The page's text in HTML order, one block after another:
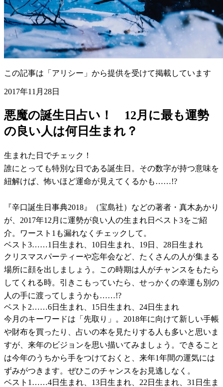
この記事は「アリシー」から提供を受けて掲載しています
2017年11月28日
悪魔の誕生日占い！ 12月に最も運勢
の良い人は何日生まれ？
生まれた日でチェック！
誰にとっても特別な日である誕生日。その数字が持つ意味を
紐解けば、怖いほど運命が見えてくるかも……!?
『辛口誕生日事典2018』（宝島社）などの著者・真木あかり
が、2017年12月に運勢が良い人の生まれ日ベスト3をご紹
介。ワースト1も漏れなくチェックして。
ベスト3……1日生まれ、10日生まれ、19日、28日生まれ
クリスマスパーティーや忘年会など、たくさんの人が集まる
場所に顔を出しましょう。この時期は人がチャンスをもたら
してくれる時。引きこもっていたら、せっかくの幸運も別の
人の手に渡ってしまうかも……!?
ベスト2……6日生まれ、15日生まれ、24日生まれ
今月のキーワードは「先取り」。2018年に向けて新しい手帳
や財布を買ったり、占いの本を見たりする人も多いと思いま
すが、来年のビジョンを思い描いてみましょう。できること
は今年のうちから手をつけておくと、来年1年間の運気には
ずみがつきます。ぜひこのチャンスをお見逃しなく。
ベスト1……4日生まれ、13日生まれ、22日生まれ、31日生ま